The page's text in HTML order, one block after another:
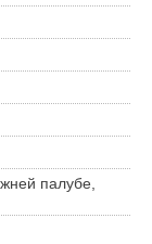
палубе,